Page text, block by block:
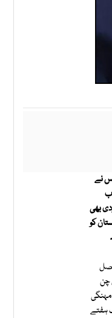
میں کانگریس نے
بھی
کو
چن
مہنگی
ہفتے